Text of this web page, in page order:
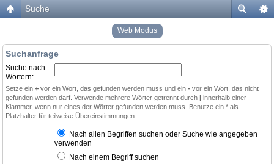
Suche
Web Modus
Suchanfrage
Suche nach
Wörtern:
Setze ein + vor ein Wort, das gefunden werden muss und ein - vor ein Wort, das nicht
gefunden werden darf. Verwende mehrere Wörter getrennt durch | innerhalb einer
Klammer, wenn nur eines der Wörter gefunden werden muss. Benutze ein * als
Platzhalter für teilweise Übereinstimmungen.
Nach allen Begriffen suchen oder Suche wie angegeben
verwenden
Nach einem Begriff suchen